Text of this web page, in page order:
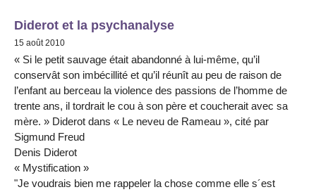
Diderot et la psychanalyse
15 août 2010
« Si le petit sauvage était abandonné à lui-même, qu’il
conservât son imbécillité et qu’il réunît au peu de raison de
l’enfant au berceau la violence des passions de l’homme de
trente ans, il tordrait le cou à son père et coucherait avec sa
mère. » Diderot dans « Le neveu de Rameau », cité par
Sigmund Freud
Denis Diderot
« Mystification »
"Je voudrais bien me rappeler la chose comme elle s´est